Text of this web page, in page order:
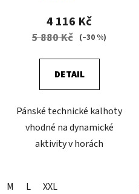
4 116 Kč
5 880 Kč (–30 %)
DETAIL
Pánské technické kalhoty
vhodné na dynamické
aktivity v horách
M L XXL